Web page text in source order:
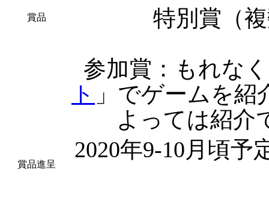
賞品
特別賞（
参加賞：もれな
ト 」でゲームを
よっては紹介
賞品進呈
2020年9-10月頃